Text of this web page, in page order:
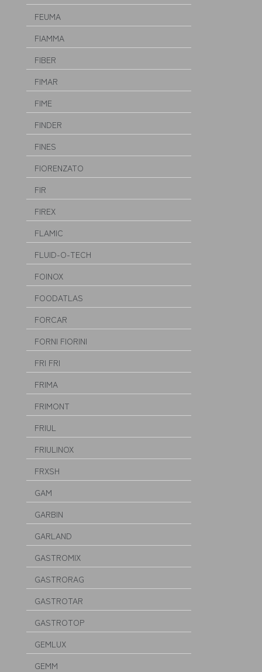
FEUMA
FIAMMA
FIBER
FIMAR
FIME
FINDER
FINES
FIORENZATO
FIR
FIREX
FLAMIC
FLUID-O-TECH
FOINOX
FOODATLAS
FORCAR
FORNI FIORINI
FRI FRI
FRIMA
FRIMONT
FRIUL
FRIULINOX
FRXSH
GAM
GARBIN
GARLAND
GASTROMIX
GASTRORAG
GASTROTAR
GASTROTOP
GEMLUX
GEMM